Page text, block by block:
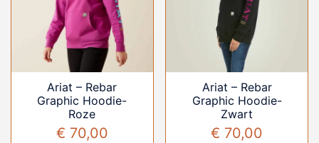
Ariat – Rebar
Graphic Hoodie-
Roze
€ 70,00
Ariat – Rebar
Graphic Hoodie-
Zwart
€ 70,00